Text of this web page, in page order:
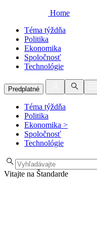
Home
Téma týždňa
Politika
Ekonomika
Spoločnosť
Technológie
Predplatné
Téma týždňa
Politika
Ekonomika >
Spoločnosť
Technológie
Vitajte na Štandarde